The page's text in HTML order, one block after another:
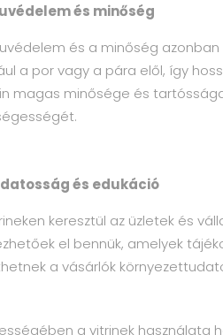
és minőség
és a minőség
a por vagy a pára elől, így
magas minősége és
és edukáció
keresztül az üzletek és
el bennük, amelyek
a vásárlók
a vitrinek használata